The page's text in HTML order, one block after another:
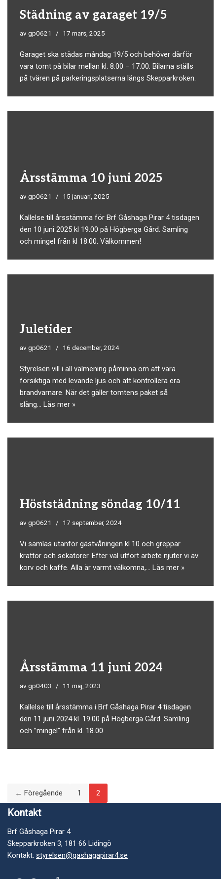
Städning av garaget 19/5
av gp0621 17 mars, 2025
Garaget ska städas måndag 19/5 och behöver därför
vara tomt på bilar mellan kl. 8.00 – 17.00. Bilarna ställs
på tvären på parkeringsplatserna längs Skepparkroken.
Årsstämma 10 juni 2025
av gp0621 15 januari, 2025
Kallelse till årsstämma för Brf Gåshaga Pirar 4 tisdagen
den 10 juni 2025 kl 19.00 på Högberga Gård. Samling
och mingel från kl 18.00. Välkommen!
Juletider
av gp0621 16 december, 2024
Styrelsen vill i all välmening påminna om att vara
försiktiga med levande ljus och att kontrollera era
brandvarnare. När det gäller tomtens paket så
släng… Läs mer »
Höststädning söndag 10/11
av gp0621 17 september, 2024
Vi samlas utanför gästvåningen kl 10 och greppar
krattor och sekatörer. Efter väl utfört arbete njuter vi av
korv och kaffe. Alla är varmt välkomna,… Läs mer »
Årsstämma 11 juni 2024
av gp0403 11 maj, 2023
Kallelse till årsstämma i Brf Gåshaga Pirar 4 tisdagen
den 11 juni 2024 kl. 19.00 på Högberga Gård. Samling
och ”mingel” från kl. 18.00
← Föregående 1 2
Kontakt
Brf Gåshaga Pirar 4
Skepparkroken 3, 181 66 Lidingö
Kontakt: styrelsen@gashagapirar4.se